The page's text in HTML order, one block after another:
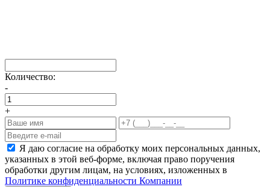
Количество:
-
+
Я даю согласие на обработку моих персональных данных,
указанных в этой веб-форме, включая право поручения
обработки другим лицам, на условиях, изложенных в
Политике конфиденциальности Компании